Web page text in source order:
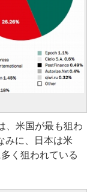
、米国が最も狙わ
みに、日本は米
く狙われている